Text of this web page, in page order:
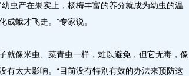
产在果实上，杨梅丰富的养分就成为幼虫的温
成蛾才飞走。”专家说。
像米虫、菜青虫一样，难以避免，但它无毒，像
有太大影响。“目前没有特别有效的办法来预防这